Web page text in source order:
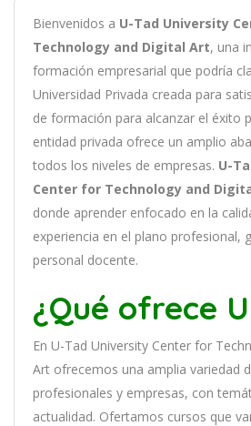
Bienvenidos a U-Tad University
Technology and Digital Art, una
formación empresarial que podría
Universidad Privada creada para
de formación para alcanzar el éxito
entidad privada ofrece un amplio ab
todos los niveles de empresas. U-
Center for Technology and
donde aprender enfocado en la cal
experiencia en el plano profesional,
personal docente.
¿Qué ofrece
En U-Tad University Center for
Art ofrecemos una amplia variedad
profesionales y empresas, con temá
actualidad. Ofertamos cursos que